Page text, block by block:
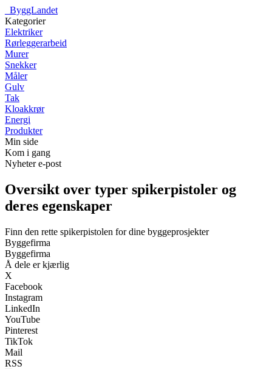
ByggLandet
Kategorier
Elektriker
Rørleggerarbeid
Murer
Snekker
Måler
Gulv
Tak
Kloakkrør
Energi
Produkter
Min side
Kom i gang
Nyheter e-post
Oversikt over typer spikerpistoler og
deres egenskaper
Finn den rette spikerpistolen for dine byggeprosjekter
Byggefirma
Byggefirma
Å dele er kjærlig
X
Facebook
Instagram
LinkedIn
YouTube
Pinterest
TikTok
Mail
RSS